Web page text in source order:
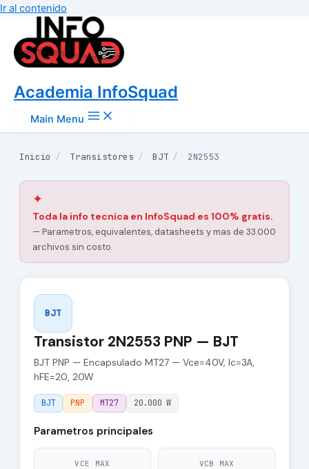
Ir al contenido
Academia InfoSquad
Main Menu
Inicio / Transistores / BJT / 2N2553
✦
Toda la info tecnica en InfoSquad es 100% gratis.
— Parametros, equivalentes, datasheets y mas de 33.000
archivos sin costo.
BJT
Transistor 2N2553 PNP — BJT
BJT PNP — Encapsulado MT27 — Vce=40V, Ic=3A,
hFE=20, 20W
BJT PNP MT27 20.000 W
Parametros principales
VCE MAX VCB MAX